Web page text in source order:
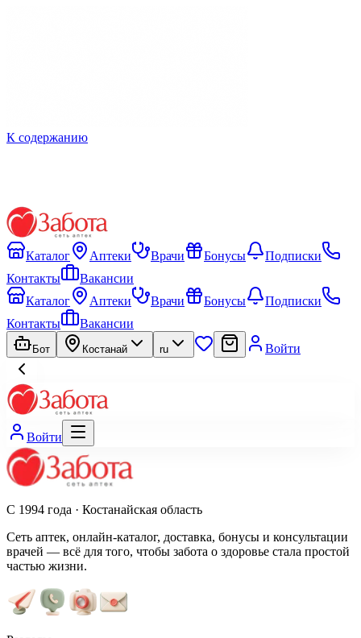
К содержанию
Каталог Аптеки Врачи Бонусы
Подписки
Контакты
Вакансии
Каталог
Аптеки Врачи Бонусы
Подписки
Контакты
Вакансии
Бот Костанай ru Войти
Войти
С 1994 года · Костанайская область
Сеть аптек, онлайн-каталог, доставка, бонусы и консультации
врачей — всё для того, чтобы забота о здоровье стала простой
частью жизни.